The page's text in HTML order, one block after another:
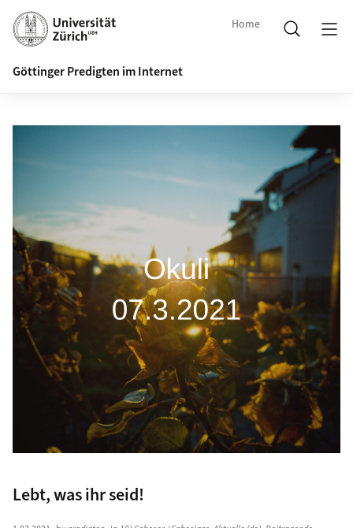
Home
Göttinger Predigten im Internet
Lebt, was ihr seid!